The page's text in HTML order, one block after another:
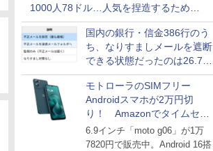
1000人78ドル…人気を捏造するための
価格リストが公開中
国内の銀行・信金386行のう
ち、なりすましメールを遮断
できる状態だったのは26.7％
にとどまる～GMOブランド
セキュリティ調査
モトローラのSIMフリー
Androidスマホが2万円切
り！ Amazonでタイムセー
ル
6.9インチ「moto g06」が1万
7820円で販売中。Android 16搭